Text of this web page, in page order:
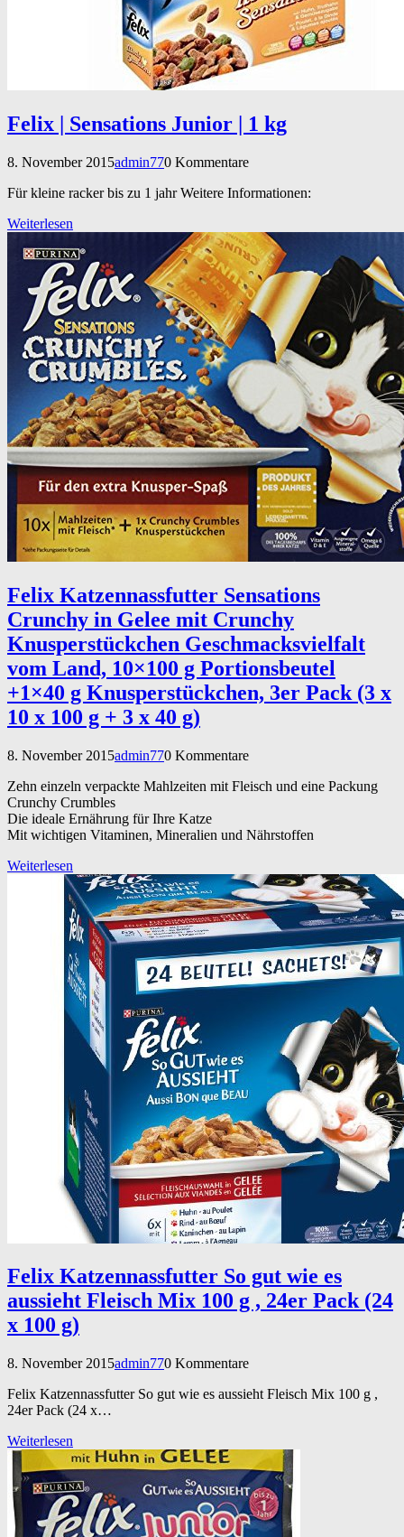
Felix | Sensations Junior | 1 kg
8. November 2015admin770 Kommentare
Für kleine racker bis zu 1 jahr Weitere Informationen:
Weiterlesen
Felix Katzennassfutter Sensations
Crunchy in Gelee mit Crunchy
Knusperstückchen Geschmacksvielfalt
vom Land, 10×100 g Portionsbeutel
+1×40 g Knusperstückchen, 3er Pack (3 x
10 x 100 g + 3 x 40 g)
8. November 2015admin770 Kommentare
Zehn einzeln verpackte Mahlzeiten mit Fleisch und eine Packung
Crunchy Crumbles
Die ideale Ernährung für Ihre Katze
Mit wichtigen Vitaminen, Mineralien und Nährstoffen
Weiterlesen
Felix Katzennassfutter So gut wie es
aussieht Fleisch Mix 100 g , 24er Pack (24
x 100 g)
8. November 2015admin770 Kommentare
Felix Katzennassfutter So gut wie es aussieht Fleisch Mix 100 g ,
24er Pack (24 x…
Weiterlesen